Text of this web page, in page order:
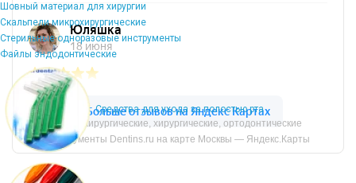
Шовный материал для хирургии
Скальпели микрохирургические
Стерильные одноразовые инструменты
Файлы эндодонтические
Средства для ухода за полостью рта
Микрохирургические, хирургические, ортодонтические
инструменты Dentins.ru на карте Москвы — Яндекс.Карты